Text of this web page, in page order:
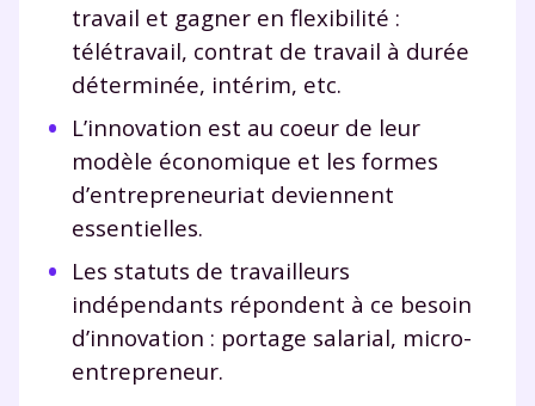
travail et gagner en flexibilité :
télétravail, contrat de travail à durée
déterminée, intérim, etc.
L’innovation est au coeur de leur
modèle économique et les formes
d’entrepreneuriat deviennent
essentielles.
Les statuts de travailleurs
indépendants répondent à ce besoin
d’innovation : portage salarial, micro-
entrepreneur.